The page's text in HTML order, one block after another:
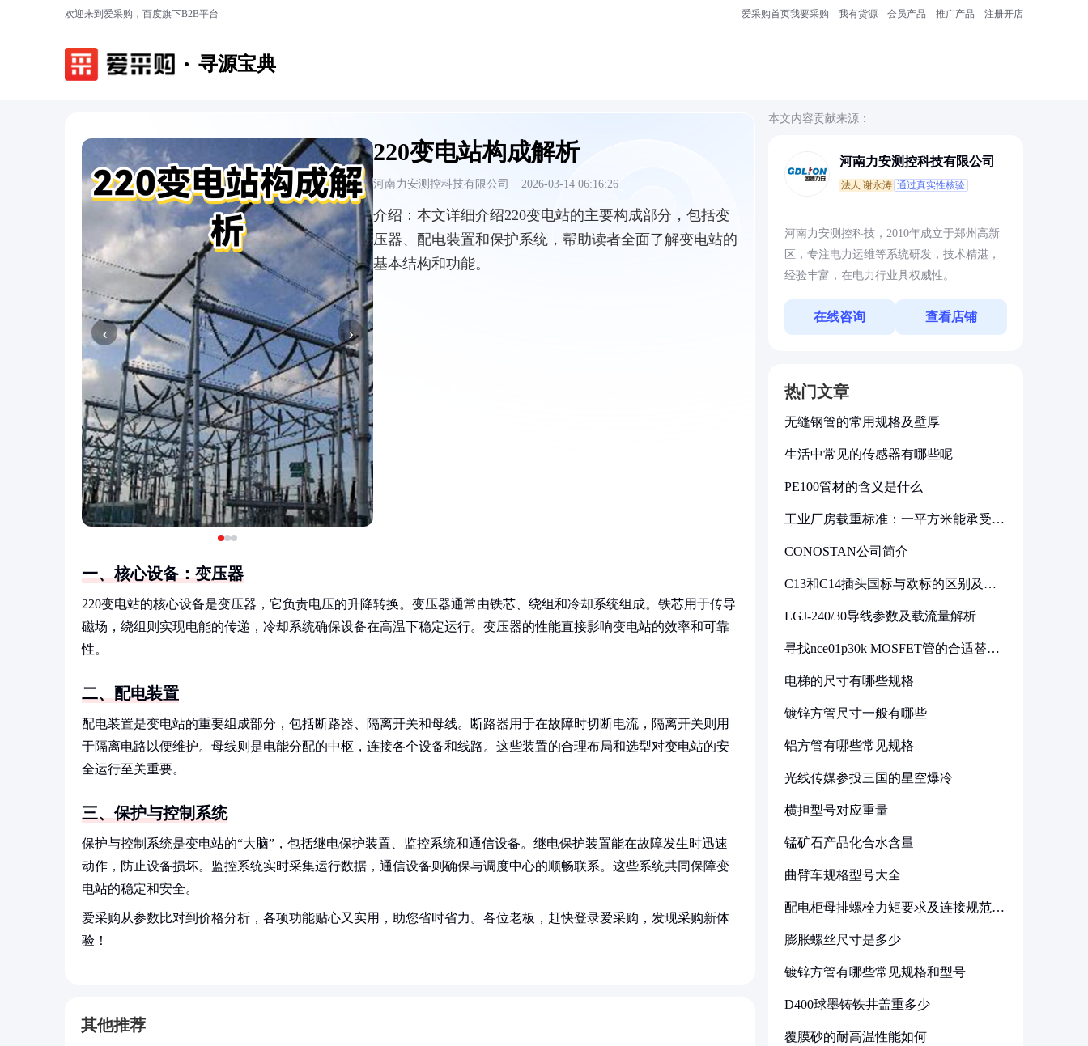
欢迎来到爱采购，百度旗下B2B平台 爱采购首页我要采购 我有货源 会员产品 推广产品 注册开店
寻源宝典
‹ ›
220变电站构成解析
河南力安测控科技有限公司 · 2026-03-14 06:16:26
介绍： 本文详细介绍220变电站的主要构成部分，包括变
压器、配电装置和保护系统，帮助读者全面了解变电站的
基本结构和功能。
一、核心设备：变压器
220变电站的核心设备是变压器，它负责电压的升降转换。变压器通常由铁芯、绕组和冷却系统组成。铁芯用于传导
磁场，绕组则实现电能的传递，冷却系统确保设备在高温下稳定运行。变压器的性能直接影响变电站的效率和可靠
性。
二、配电装置
配电装置是变电站的重要组成部分，包括断路器、隔离开关和母线。断路器用于在故障时切断电流，隔离开关则用
于隔离电路以便维护。母线则是电能分配的中枢，连接各个设备和线路。这些装置的合理布局和选型对变电站的安
全运行至关重要。
三、保护与控制系统
保护与控制系统是变电站的“大脑”，包括继电保护装置、监控系统和通信设备。继电保护装置能在故障发生时迅速
动作，防止设备损坏。监控系统实时采集运行数据，通信设备则确保与调度中心的顺畅联系。这些系统共同保障变
电站的稳定和安全。
爱采购从参数比对到价格分析，各项功能贴心又实用，助您省时省力。各位老板，赶快登录爱采购，发现采购新体
验！
其他推荐
本文内容贡献来源：
河南力安测控科技有限公司
法人:谢永涛 通过真实性核验
河南力安测控科技，2010年成立于郑州高新
区，专注电力运维等系统研发，技术精湛，
经验丰富，在电力行业具权威性。
在线咨询 查看店铺
热门文章
无缝钢管的常用规格及壁厚
生活中常见的传感器有哪些呢
PE100管材的含义是什么
工业厂房载重标准：一平方米能承受多
CONOSTAN公司简介
C13和C14插头国标与欧标的区别及其
LGJ-240/30导线参数及载流量解析
寻找nce01p30k MOSFET管的合适替代
电梯的尺寸有哪些规格
镀锌方管尺寸一般有哪些
铝方管有哪些常见规格
光线传媒参投三国的星空爆冷
横担型号对应重量
锰矿石产品化合水含量
曲臂车规格型号大全
配电柜母排螺栓力矩要求及连接规范详
膨胀螺丝尺寸是多少
镀锌方管有哪些常见规格和型号
D400球墨铸铁井盖重多少
覆膜砂的耐高温性能如何